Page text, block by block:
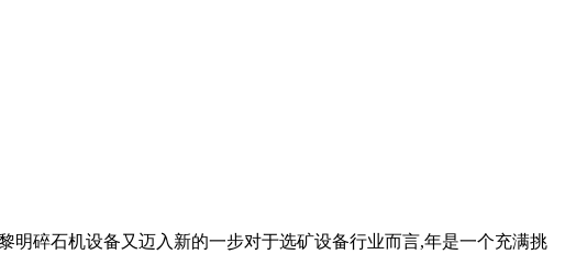
明碎石机设备又迈入新的一步对于选矿设备行业而言,年是一个充满挑